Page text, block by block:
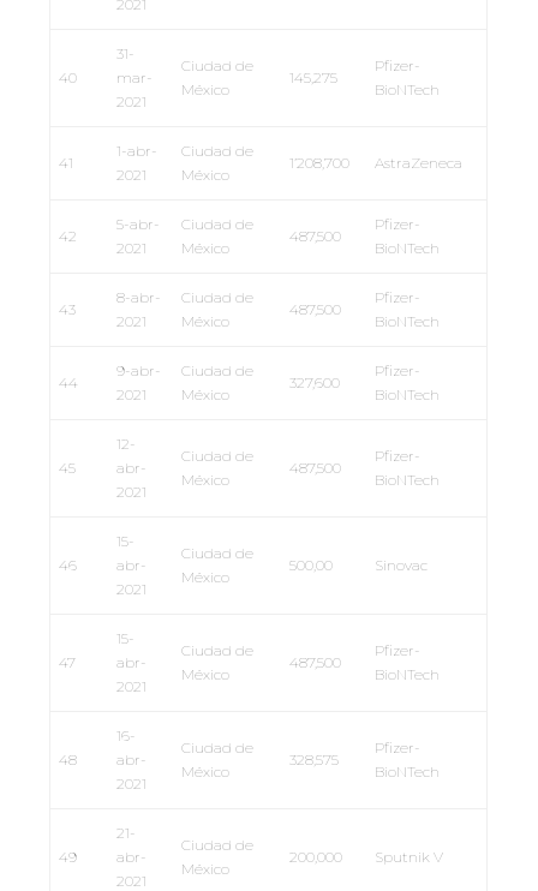
2021
40
31-
mar-
2021
Ciudad de
México
145,275
Pfizer-
BioNTech
41
1-abr-
2021
Ciudad de
México
1’208,700 AstraZeneca
42
5-abr-
2021
Ciudad de
México
487,500
Pfizer-
BioNTech
43
8-abr-
2021
Ciudad de
México
487,500
Pfizer-
BioNTech
44
9-abr-
2021
Ciudad de
México
327,600
Pfizer-
BioNTech
45
12-
abr-
2021
Ciudad de
México
487,500
Pfizer-
BioNTech
46
15-
abr-
2021
Ciudad de
México
500,00 Sinovac
47
15-
abr-
2021
Ciudad de
México
487,500
Pfizer-
BioNTech
48
16-
abr-
2021
Ciudad de
México
328,575
Pfizer-
BioNTech
49
21-
abr-
2021
Ciudad de
México
200,000 Sputnik V